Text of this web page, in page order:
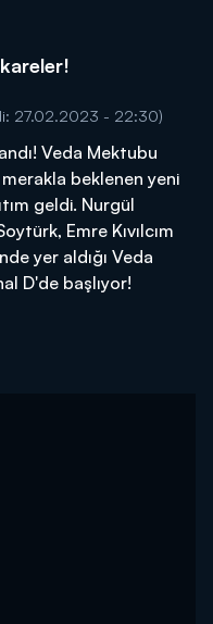
27.02.2023 - 22:30)
Veda Mektubu
beklenen yeni
geldi. Nurgül
Emre Kıvılcım
yer aldığı Veda
D'de başlıyor!